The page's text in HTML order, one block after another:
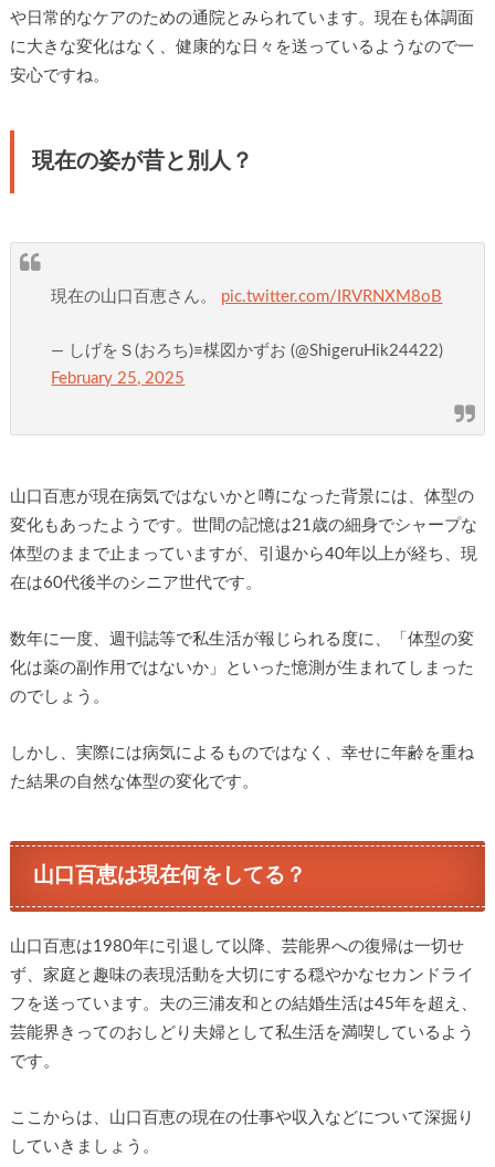
や日常的なケアのための通院とみられています。現在も体調面
に大きな変化はなく、健康的な日々を送っているようなので一
安心ですね。
現在の姿が昔と別人？
現在の山口百恵さん。 pic.twitter.com/IRVRNXM8oB
— しげをＳ(おろち)≡楳図かずお (@ShigeruHik24422)
February 25, 2025
山口百恵が現在病気ではないかと噂になった背景には、体型の
変化もあったようです。世間の記憶は21歳の細身でシャープな
体型のままで止まっていますが、引退から40年以上が経ち、現
在は60代後半のシニア世代です。
数年に一度、週刊誌等で私生活が報じられる度に、「体型の変
化は薬の副作用ではないか」といった憶測が生まれてしまった
のでしょう。
しかし、実際には病気によるものではなく、幸せに年齢を重ね
た結果の自然な体型の変化です。
山口百恵は現在何をしてる？
山口百恵は1980年に引退して以降、芸能界への復帰は一切せ
ず、家庭と趣味の表現活動を大切にする穏やかなセカンドライ
フを送っています。夫の三浦友和との結婚生活は45年を超え、
芸能界きってのおしどり夫婦として私生活を満喫しているよう
です。
ここからは、山口百恵の現在の仕事や収入などについて深掘り
していきましょう。